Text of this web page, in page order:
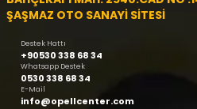
ŞAŞMAZ OTO SANAYİ SİTESİ
Destek Hattı
+90530 338 68 34
Whatsapp Destek
0530 338 68 34
E-Mail
info@opellcenter.com